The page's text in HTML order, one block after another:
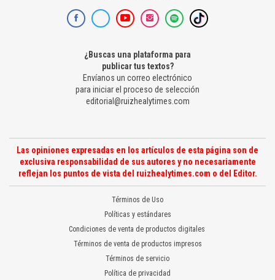
¿Buscas una plataforma para
publicar tus textos?
Envíanos un correo electrónico
para iniciar el proceso de selección
editorial@ruizhealytimes.com
Las opiniones expresadas en los artículos de esta página son de
exclusiva responsabilidad de sus autores y no necesariamente
reflejan los puntos de vista del ruizhealytimes.com o del Editor.
Términos de Uso
Políticas y estándares
Condiciones de venta de productos digitales
Términos de venta de productos impresos
Términos de servicio
Política de privacidad